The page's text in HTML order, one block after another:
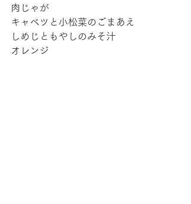
肉じゃが
キャベツと小松菜のごまあえ
しめじともやしのみそ汁
オレンジ